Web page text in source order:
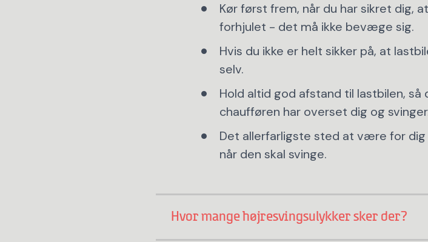
Kør først frem, når du har sikret dig,
forhjulet - det må ikke bevæge sig.
Hvis du ikke er helt sikker på, at
selv.
Hold altid god afstand til lastbilen, så
chaufføren har overset dig og
Det allerfarligste sted at være for
når den skal svinge.
Hvor mange højresvingsulykker sker der?